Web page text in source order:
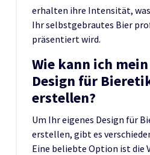
erhalten ihre Intensität,
Ihr selbstgebrautes Bier
präsentiert wird.
Wie kann ich
Design für
erstellen?
Um Ihr eigenes Design für
erstellen, gibt es
Eine beliebte Option ist die